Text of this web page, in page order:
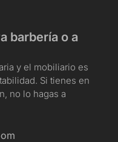
barbería o a
y el mobiliario es
Si tienes en
no lo hagas a